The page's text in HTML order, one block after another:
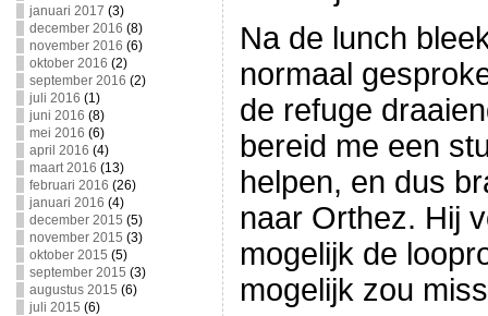
januari 2017 (3)
december 2016 (8)
november 2016 (6)
oktober 2016 (2)
september 2016 (2)
juli 2016 (1)
juni 2016 (8)
mei 2016 (6)
april 2016 (4)
maart 2016 (13)
februari 2016 (26)
januari 2016 (4)
december 2015 (5)
november 2015 (3)
oktober 2015 (5)
september 2015 (3)
augustus 2015 (6)
juli 2015 (6)
Na de lunch
normaal
de refuge
bereid me een
helpen, en dus
naar Orthez. Hij
mogelijk de
mogelijk zou